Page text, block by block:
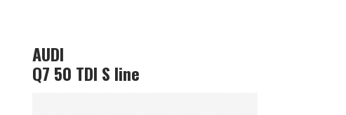
AUDI
Q7 50 TDI S line